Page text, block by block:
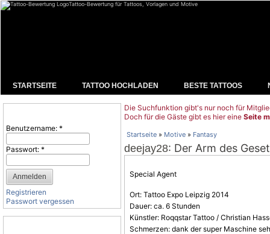
Tattoo-Bewertung für Tattoos, Vorlagen und Motive
STARTSEITE TATTOO HOCHLADEN BESTE TATTOOS
Benutzername: *
Passwort: *
Registrieren
Passwort vergessen
Die Suchfunktion gibt's nur noch für
Doch für die Gäste gibt es hier eine Seite
Startseite » Motive » Fantasy
deejay28: Der Arm des
Special Agent
Ort: Tattoo Expo Leipzig 2014
Dauer: ca. 6 Stunden
Künstler: Roqqstar Tattoo / Christian
Schmerzen: dank der super Maschine